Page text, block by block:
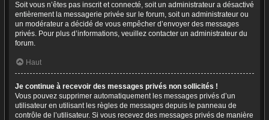
Soit vous n’êtes pas inscrit et connecté, soit un administrateur a désactivé
entièrement la messagerie privée sur le forum, soit un administrateur ou
un modérateur a décidé de vous empêcher d’envoyer des messages
privés. Pour plus d’informations, veuillez contacter un administrateur du
forum.
Haut
Je continue à recevoir des messages privés non sollicités !
Vous pouvez supprimer automatiquement les messages privés d’un
utilisateur en utilisant les règles de messages depuis le panneau de
contrôle de l’utilisateur. Si vous recevez des messages privés de manière